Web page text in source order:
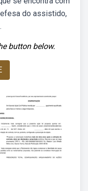
do assistido,
button below.